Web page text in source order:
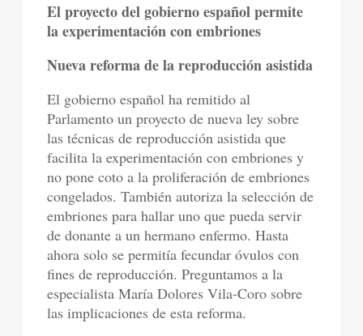
El proyecto del gobierno español permite
la experimentación con embriones
Nueva reforma de la reproducción asistida
El gobierno español ha remitido al
Parlamento un proyecto de nueva ley sobre
las técnicas de reproducción asistida que
facilita la experimentación con embriones y
no pone coto a la proliferación de embriones
congelados. También autoriza la selección de
embriones para hallar uno que pueda servir
de donante a un hermano enfermo. Hasta
ahora solo se permitía fecundar óvulos con
fines de reproducción. Preguntamos a la
especialista María Dolores Vila-Coro sobre
las implicaciones de esta reforma.